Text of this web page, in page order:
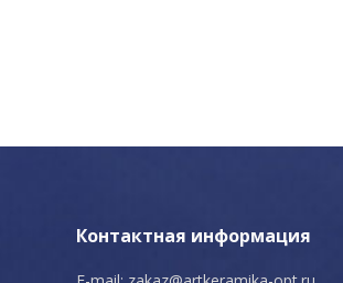
Контактная информация